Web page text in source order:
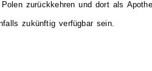
zurückkehren und dort als
zukünftig verfügbar sein.